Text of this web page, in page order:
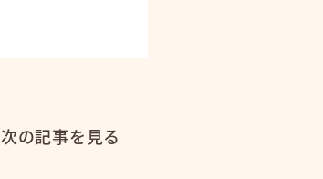
次の記事を見る